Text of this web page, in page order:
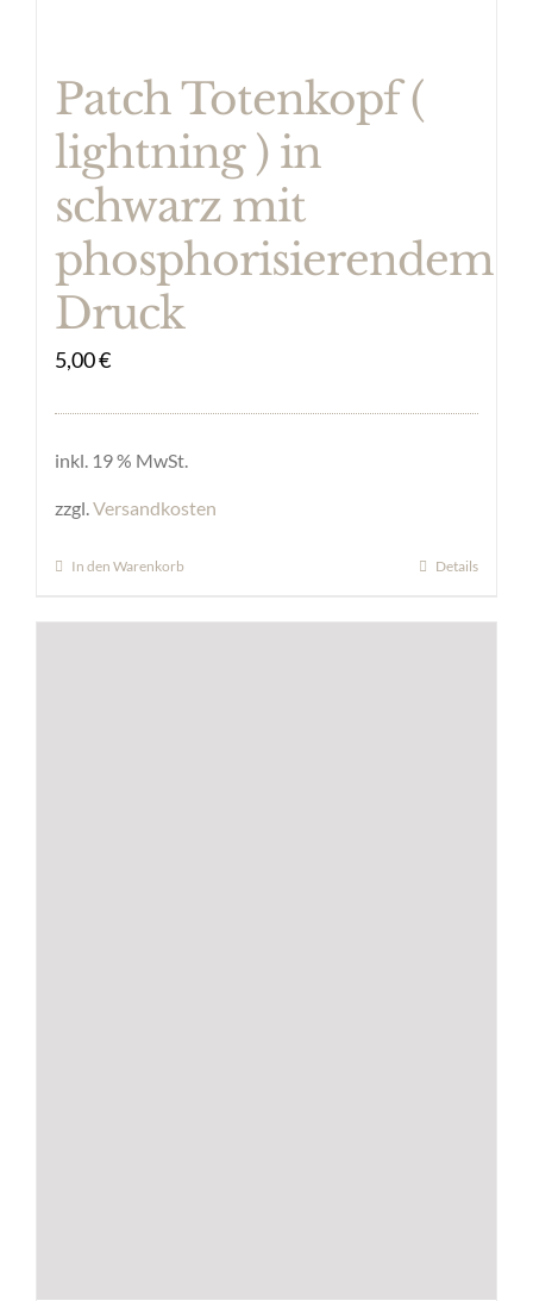
Patch Totenkopf (
lightning ) in
schwarz mit
phosphorisierendem
Druck
5,00€
inkl. 19 % MwSt.
zzgl.Versandkosten
In den Warenkorb Details